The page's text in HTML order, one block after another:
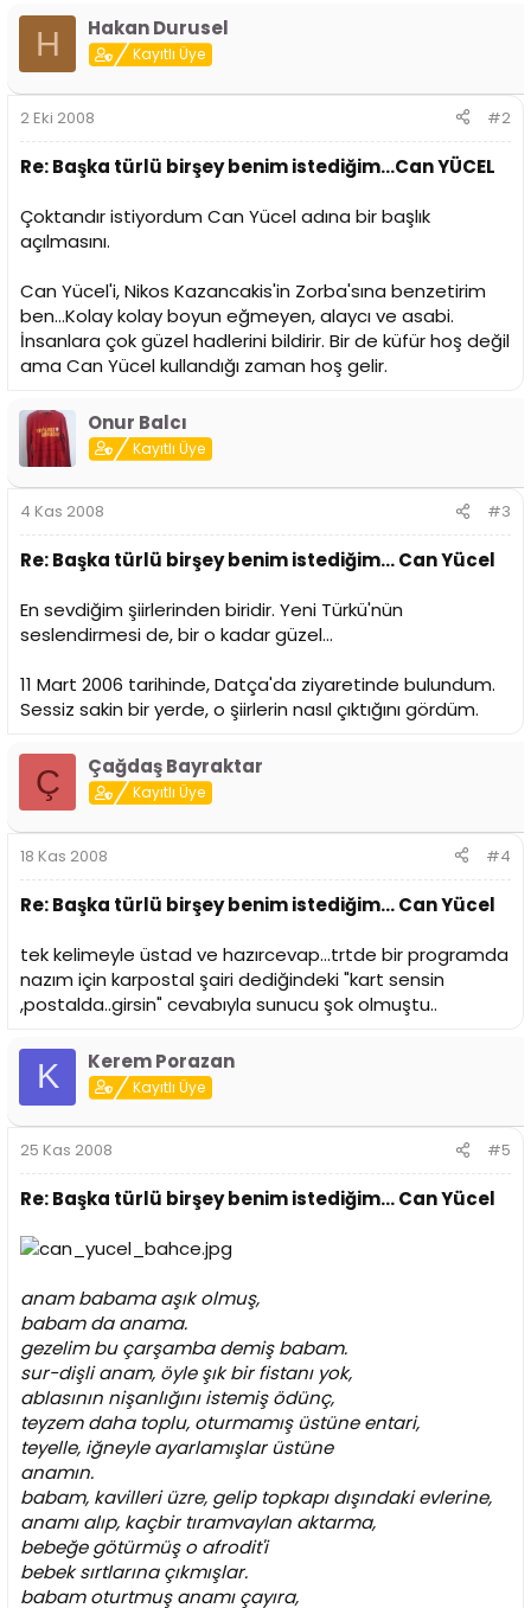
H Hakan Durusel
Kayıtlı Üye
2 Eki 2008 #2
Re: Başka türlü birşey benim istediğim...Can YÜCEL
Çoktandır istiyordum Can Yücel adına bir başlık
açılmasını.
Can Yücel'i, Nikos Kazancakis'in Zorba'sına benzetirim
ben...Kolay kolay boyun eğmeyen, alaycı ve asabi.
İnsanlara çok güzel hadlerini bildirir. Bir de küfür hoş değil
ama Can Yücel kullandığı zaman hoş gelir.
Onur Balcı
Kayıtlı Üye
4 Kas 2008 #3
Re: Başka türlü birşey benim istediğim... Can Yücel
En sevdiğim şiirlerinden biridir. Yeni Türkü'nün
seslendirmesi de, bir o kadar güzel...
11 Mart 2006 tarihinde, Datça'da ziyaretinde bulundum.
Sessiz sakin bir yerde, o şiirlerin nasıl çıktığını gördüm.
Ç Çağdaş Bayraktar
Kayıtlı Üye
18 Kas 2008 #4
Re: Başka türlü birşey benim istediğim... Can Yücel
tek kelimeyle üstad ve hazırcevap...trtde bir programda
nazım için karpostal şairi dediğindeki "kart sensin
,postalda..girsin" cevabıyla sunucu şok olmuştu..
K Kerem Porazan
Kayıtlı Üye
25 Kas 2008 #5
Re: Başka türlü birşey benim istediğim... Can Yücel
anam babama aşık olmuş,
babam da anama.
gezelim bu çarşamba demiş babam.
sur-dişli anam, öyle şık bir fistanı yok,
ablasının nişanlığını istemiş ödünç,
teyzem daha toplu, oturmamış üstüne entari,
teyelle, iğneyle ayarlamışlar üstüne
anamın.
babam, kavilleri üzre, gelip topkapı dışındaki evlerine,
anamı alıp, kaçbir tıramvaylan aktarma,
bebeğe götürmüş o afrodit'i
bebek sırtlarına çıkmışlar.
babam oturtmuş anamı çayıra,